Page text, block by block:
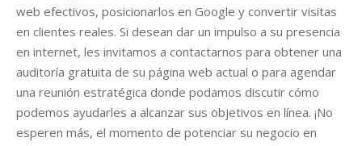
web efectivos, posicionarlos en Google y convertir visitas
en clientes reales. Si desean dar un impulso a su presencia
en internet, les invitamos a contactarnos para obtener una
auditoría gratuita de su página web actual o para agendar
una reunión estratégica donde podamos discutir cómo
podemos ayudarles a alcanzar sus objetivos en línea. ¡No
esperen más, el momento de potenciar su negocio en